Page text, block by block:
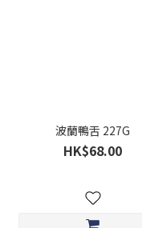
波蘭鴨舌 227G
HK$68.00